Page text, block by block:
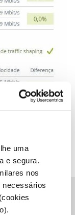
uma
e segura.
nos
necessários
shapping em que